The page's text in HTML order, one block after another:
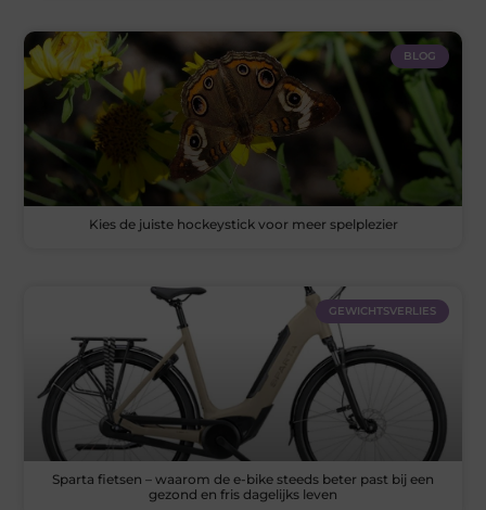
BLOG
Kies de juiste hockeystick voor meer spelplezier
GEWICHTSVERLIES
Sparta fietsen – waarom de e-bike steeds beter past bij een
gezond en fris dagelijks leven